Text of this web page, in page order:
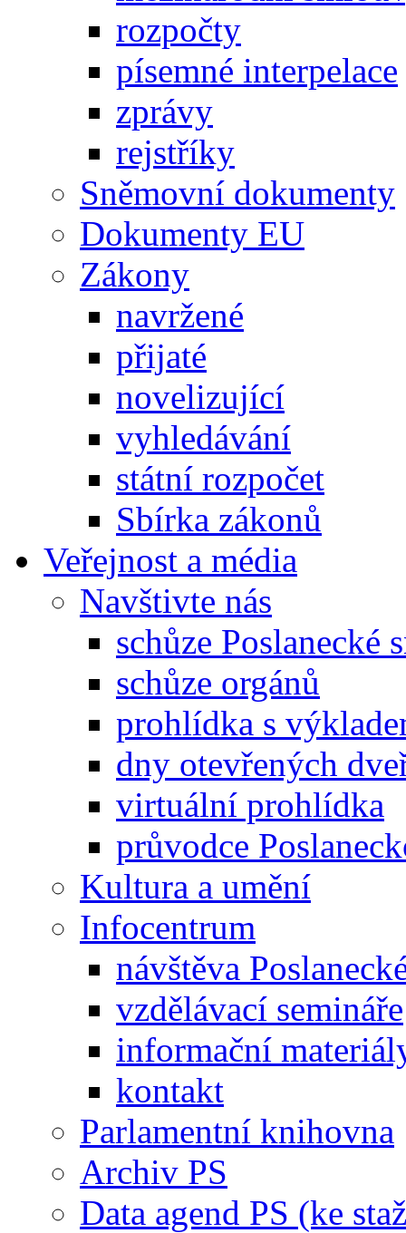
rozpočty
písemné interpelace
zprávy
rejstříky
Sněmovní dokumenty
Dokumenty EU
Zákony
navržené
přijaté
novelizující
vyhledávání
státní rozpočet
Sbírka zákonů
Veřejnost a média
Navštivte nás
schůze Poslanecké
schůze orgánů
prohlídka s
dny otevřených
virtuální prohlídka
průvodce
Kultura a umění
Infocentrum
návštěva
vzdělávací semináře
informační
kontakt
Parlamentní knihovna
Archiv PS
Data agend PS (ke